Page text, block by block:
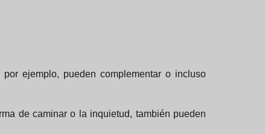
ejemplo, pueden complementar o incluso
de caminar o la inquietud, también pueden